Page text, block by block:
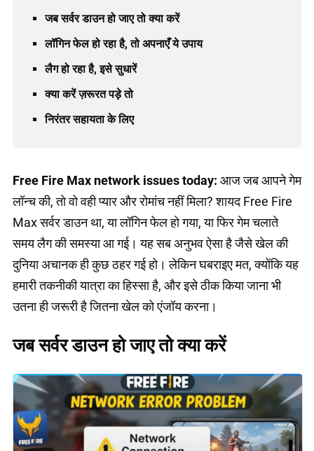
जब सर्वर डाउन हो जाए तो क्या करें
लॉगिन फेल हो रहा है, तो अपनाएँ ये उपाय
लैग हो रहा है, इसे सुधारें
क्या करें ज़रूरत पड़े तो
निरंतर सहायता के लिए
Free Fire Max network issues today: आज जब आपने गेम
लॉन्च की, तो वो वही प्यार और रोमांच नहीं मिला? शायद Free Fire
Max सर्वर डाउन था, या लॉगिन फेल हो गया, या फिर गेम चलाते
समय लैग की समस्या आ गई। यह सब अनुभव ऐसा है जैसे खेल की
दुनिया अचानक ही कुछ ठहर गई हो। लेकिन घबराइए मत, क्योंकि यह
हमारी तकनीकी यात्रा का हिस्सा है, और इसे ठीक किया जाना भी
उतना ही जरूरी है जितना खेल को एंजॉय करना।
जब सर्वर डाउन हो जाए तो क्या करें